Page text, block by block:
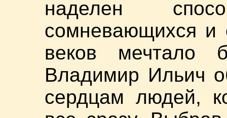
наделен
сомневающихся и
веков мечтало
Владимир Ильич
сердцам людей,